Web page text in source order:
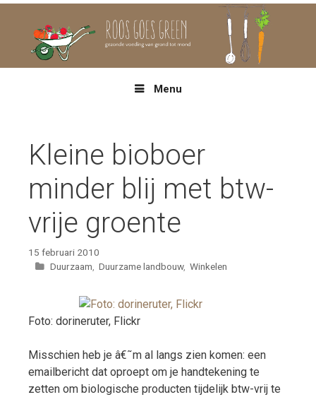
Menu
Kleine bioboer
minder blij met btw-
vrije groente
15 februari 2010
Categorieën
Duurzaam, Duurzame landbouw, Winkelen
Foto: dorineruter, Flickr
Misschien heb je â€˜m al langs zien komen: een
emailbericht dat oproept om je handtekening te
zetten om biologische producten tijdelijk btw-vrij te